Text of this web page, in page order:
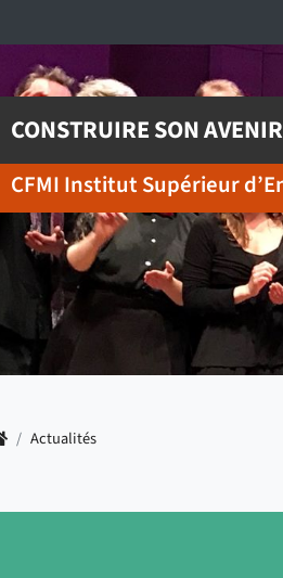
CONSTRUIRE SON AVENIR
CFMI Institut Supérieur
/ Actualités